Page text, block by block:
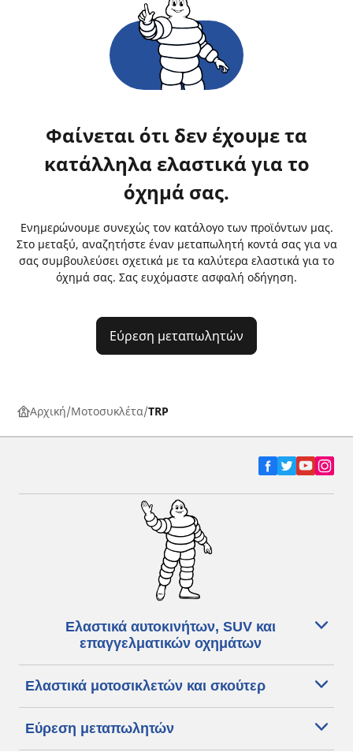
Φαίνεται ότι δεν έχουμε τα
κατάλληλα ελαστικά για το
όχημά σας.
Ενημερώνουμε συνεχώς τον κατάλογο των προϊόντων μας.
Στο μεταξύ, αναζητήστε έναν μεταπωλητή κοντά σας για να
σας συμβουλεύσει σχετικά με τα καλύτερα ελαστικά για το
όχημά σας. Σας ευχόμαστε ασφαλή οδήγηση.
Εύρεση μεταπωλητών
Αρχική Μοτοσυκλέτα TRP
Ελαστικά αυτοκινήτων, SUV και
επαγγελματικών οχημάτων
Ελαστικά μοτοσικλετών και σκούτερ
Εύρεση μεταπωλητών